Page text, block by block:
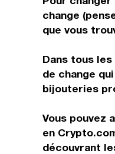
change
que vous
Dans tous
de change
bijouteries
Vous pouvez
en
découvrant